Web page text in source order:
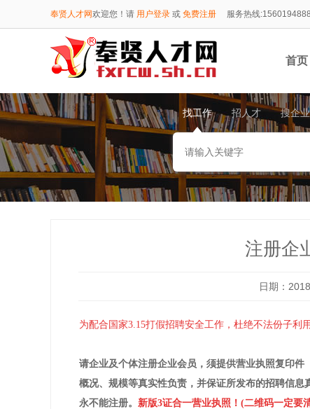
奉贤人才网欢迎您！请 用户登录 或 免费注册 服务热线
首页
找工作 招人才 搜企业
注册企
日期：
为配合国家3.15打假招聘安全工作，杜绝不法份子利
请企业及个体注册企业会员，须提供营业执照复印
概况、规模等真实性负责，并保证所发布的招聘信
永不能注册。 新版3证合一营业执照！(二维码一定要